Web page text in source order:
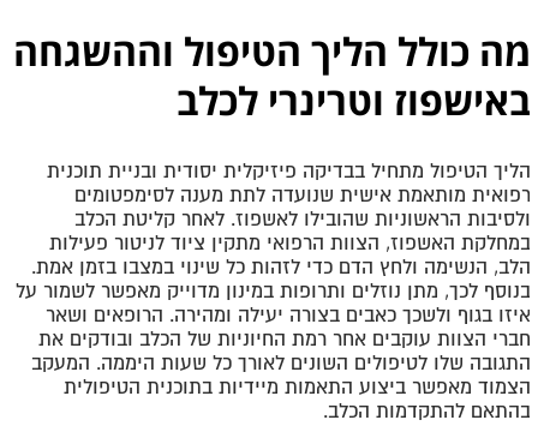
מה כולל הליך הטיפול וההשגחה
באישפוז וטרינרי לכלב
הליך הטיפול מתחיל בבדיקה פיזיקלית יסודית ובניית תוכנית
רפואית מותאמת אישית שנועדה לתת מענה לסימפטומים
ולסיבות הראשוניות שהובילו לאשפוז. לאחר קליטת הכלב
במחלקת האשפוז, הצוות הרפואי מתקין ציוד לניטור פעילות
הלב, הנשימה ולחץ הדם כדי לזהות כל שינוי במצבו בזמן אמת.
בנוסף לכך, מתן נוזלים ותרופות במינון מדוייק מאפשר לשמור על
איזו בגוף ולשכך כאבים בצורה יעילה ומהירה. הרופאים ושאר
חברי הצוות עוקבים אחר רמת החיוניות של הכלב ובודקים את
התגובה שלו לטיפולים השונים לאורך כל שעות היממה. המעקב
הצמוד מאפשר ביצוע התאמות מיידיות בתוכנית הטיפולית
בהתאם להתקדמות הכלב.